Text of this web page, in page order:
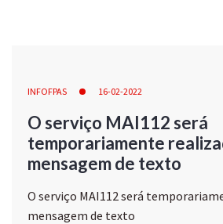
INFOFPAS 16-02-2022
O serviço MAI112 será
temporariamente
mensagem de texto
O serviço MAI112 será
mensagem de texto